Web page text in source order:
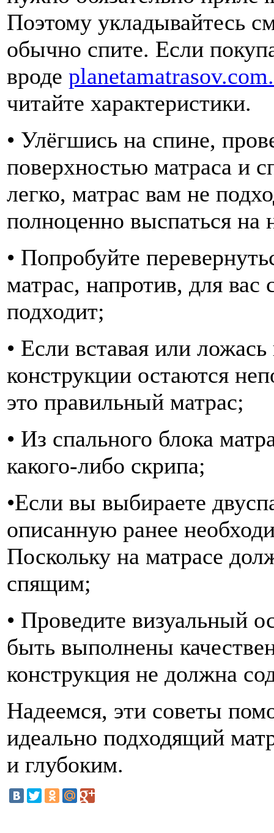
Поэтому укладывайтесь
обычно спите. Если
вроде
читайте характеристики.
• Улёгшись на спине,
поверхностью матраса и
легко, матрас вам не
полноценно выспаться на
• Попробуйте
матрас, напротив, для
подходит;
• Если вставая или
конструкции остаются
это правильный матрас;
• Из спального блока
какого-либо скрипа;
•Если вы выбираете
описанную ранее
Поскольку на матрасе
спящим;
• Проведите визуальный
быть выполнены
конструкция не должна
Надеемся, эти советы
идеально подходящий
и глубоким.